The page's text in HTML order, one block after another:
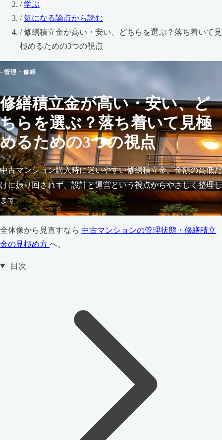
/ 学ぶ
/ 気になる論点から読む
/ 修繕積立金が高い・安い、どちらを選ぶ？落ち着いて見
極めるための3つの視点
管理・修繕
修繕積立金が高い・安い、ど
ちらを選ぶ？落ち着いて見極
めるための3つの視点
中古マンション購入時に迷いやすい修繕積立金。金額の高低だ
けに振り回されず、設計と運営という視点からやさしく整理し
ます。
全体像から見直すなら 中古マンションの管理状態・修繕積立
金の見極め方 へ。
目次